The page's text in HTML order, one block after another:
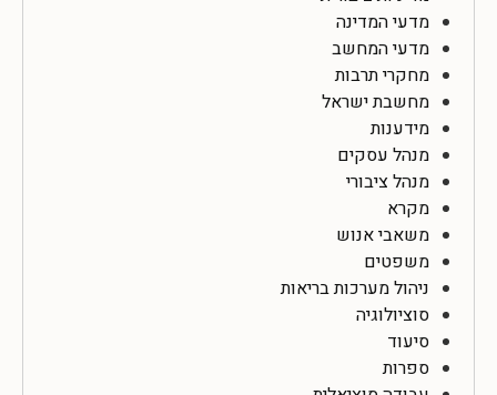
מדעי המדינה
מדעי המחשב
מחקרי תרבות
מחשבת ישראל
מידענות
מנהל עסקים
מנהל ציבורי
מקרא
משאבי אנוש
משפטים
ניהול מערכות בריאות
סוציולוגיה
סיעוד
ספרות